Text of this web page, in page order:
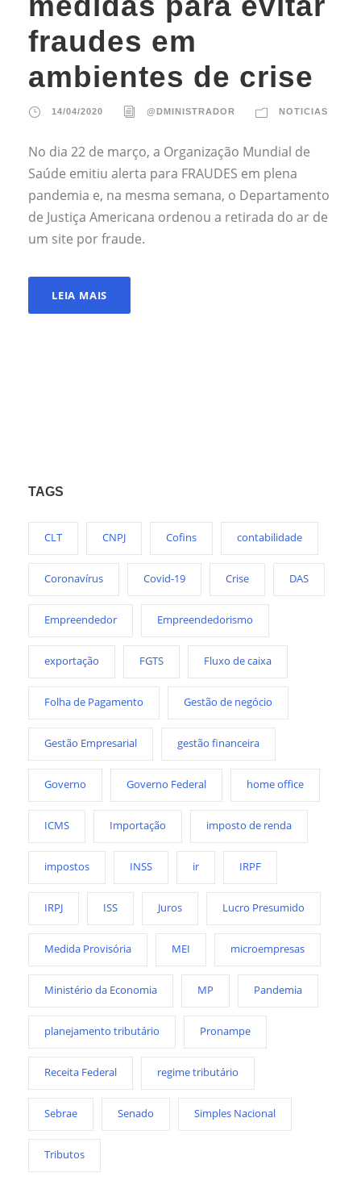
fraudes em
ambientes de crise
14/04/2020 @DMINISTRADOR NOTICIAS
No dia 22 de março, a Organização Mundial de
Saúde emitiu alerta para FRAUDES em plena
pandemia e, na mesma semana, o Departamento
de Justiça Americana ordenou a retirada do ar de
um site por fraude.
LEIA MAIS
TAGS
CLT CNPJ Cofins contabilidade
Coronavírus Covid-19 Crise DAS
Empreendedor Empreendedorismo
exportação FGTS Fluxo de caixa
Folha de Pagamento Gestão de negócio
Gestão Empresarial gestão financeira
Governo Governo Federal home office
ICMS Importação imposto de renda
impostos INSS ir IRPF
IRPJ ISS Juros Lucro Presumido
Medida Provisória MEI microempresas
Ministério da Economia MP Pandemia
planejamento tributário Pronampe
Receita Federal regime tributário
Sebrae Senado Simples Nacional
Tributos